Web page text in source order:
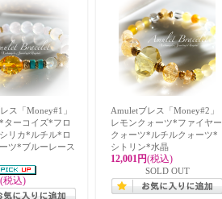
ス「Money#1」
ターコイズ*フロ
リカ*ルチル*ロ
ツ*ブルーレース
(税込)
Amuletブレス「Money#2」
レモンクォーツ*ファイヤー
クォーツ*ルチルクォーツ*
シトリン*水晶
12,001円(税込)
SOLD OUT